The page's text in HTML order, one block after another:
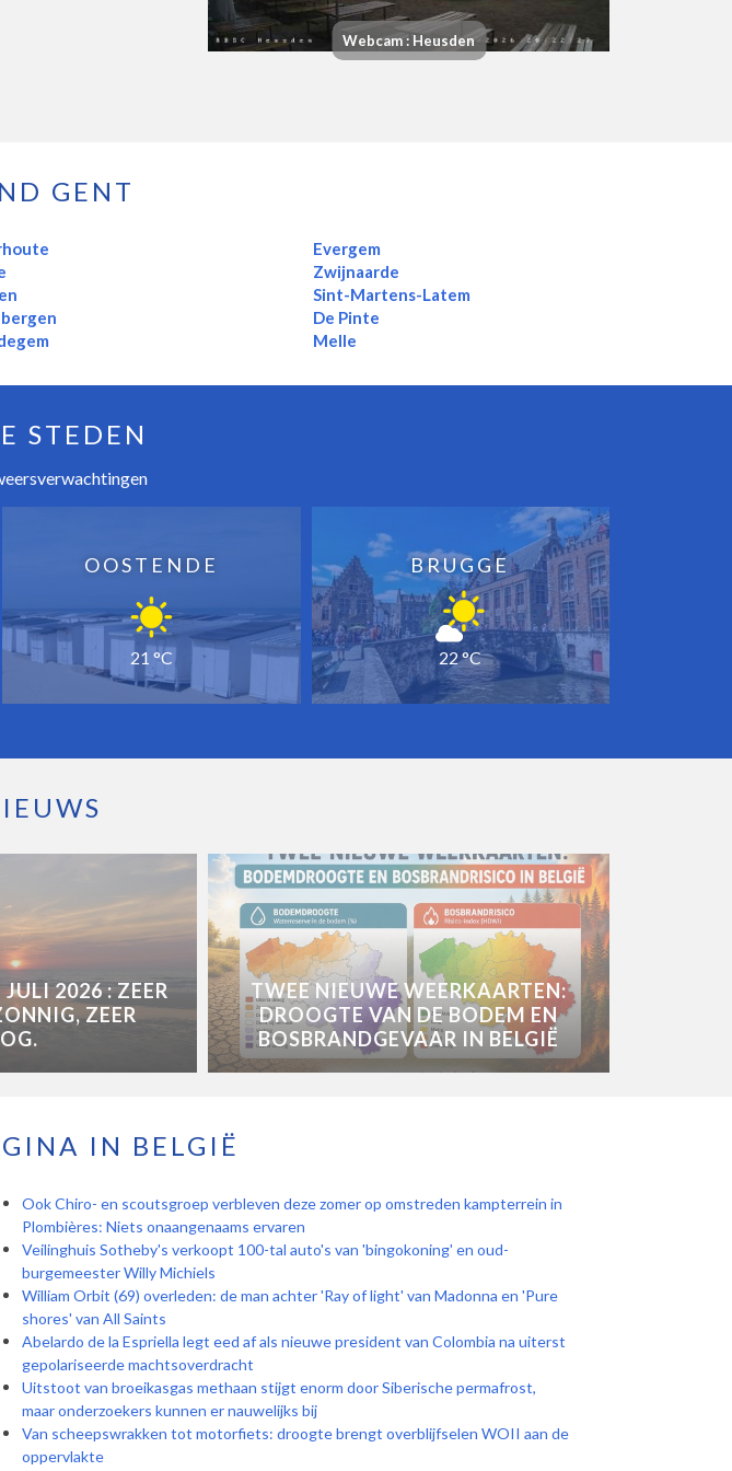
Webcam : Heusden
GENT
Evergem
Zwijnaarde
Sint-Martens-Latem
De Pinte
Melle
STEDEN
OOSTENDE
21 °C
BRUGGE
22 °C
2026 : ZEER
ZEER
TWEE NIEUWE WEERKAARTEN:
DROOGTE VAN DE BODEM EN
BOSBRANDGEVAAR IN BELGIË
IN BELGIË
Ook Chiro- en scoutsgroep verbleven deze zomer op omstreden kampterrein in
Plombières: Niets onaangenaams ervaren
Veilinghuis Sotheby's verkoopt 100-tal auto's van 'bingokoning' en oud-
burgemeester Willy Michiels
William Orbit (69) overleden: de man achter 'Ray of light' van Madonna en 'Pure
shores' van All Saints
Abelardo de la Espriella legt eed af als nieuwe president van Colombia na uiterst
gepolariseerde machtsoverdracht
Uitstoot van broeikasgas methaan stijgt enorm door Siberische permafrost,
maar onderzoekers kunnen er nauwelijks bij
Van scheepswrakken tot motorfiets: droogte brengt overblijfselen WOII aan de
oppervlakte